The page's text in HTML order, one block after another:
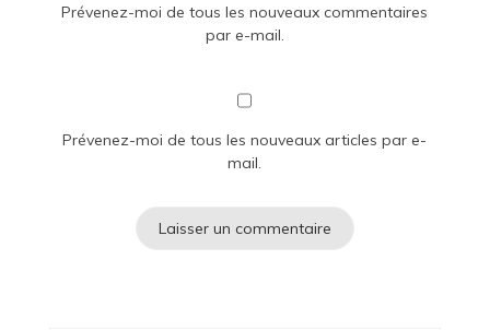
Prévenez-moi de tous les nouveaux commentaires
par e-mail.
Prévenez-moi de tous les nouveaux articles par e-
mail.